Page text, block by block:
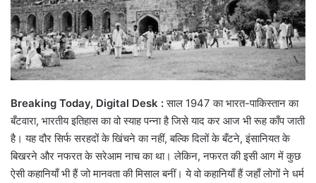
Breaking Today, Digital Desk :साल 1947 का भारत-पाकिस्तान का
बँटवारा, भारतीय इतिहास का वो स्याह पन्ना है जिसे याद कर आज भी रूह काँप जाती
है। यह दौर सिर्फ सरहदों के खिंचने का नहीं, बल्कि दिलों के बँटने, इंसानियत के
बिखरने और नफरत के सरेआम नाच का था। लेकिन, नफरत की इसी आग में कुछ
ऐसी कहानियाँ भी हैं जो मानवता की मिसाल बनीं। ये वो कहानियाँ हैं जहाँ लोगों ने धर्म